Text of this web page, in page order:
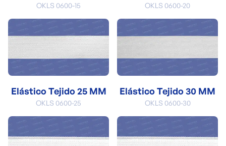
OKLS 0600-15 OKLS 0600-20
Elástico Tejido 25 MM
OKLS 0600-25
Elástico Tejido 30 MM
OKLS 0600-30